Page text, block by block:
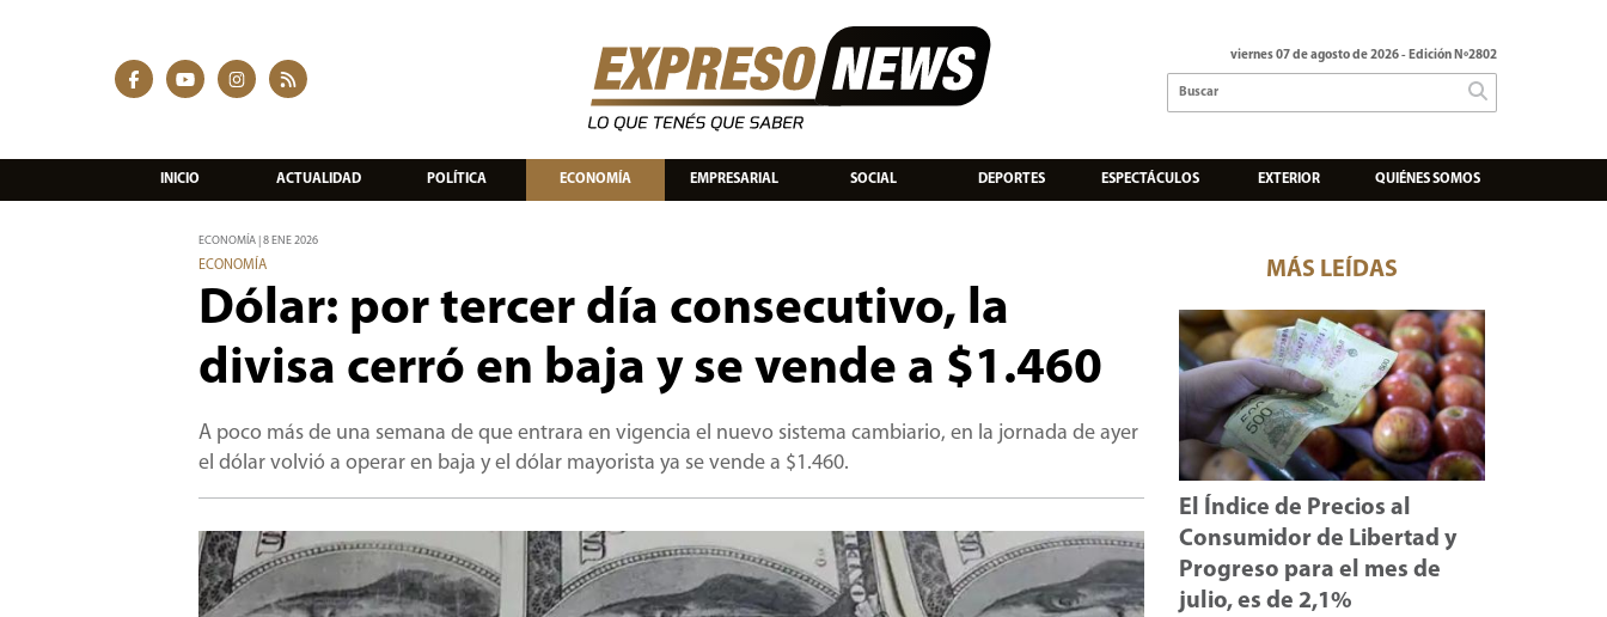
viernes 07 de agosto de 2026- Edición Nº2802
INICIO ACTUALIDAD POLÍTICA ECONOMÍA EMPRESARIAL SOCIAL DEPORTES ESPECTÁCULOS EXTERIOR QUIÉNES SOMOS
ECONOMÍA | 8 ENE 2026
ECONOMÍA
Dólar: por tercer día consecutivo, la
divisa cerró en baja y se vende a $1.460
A poco más de una semana de que entrara en vigencia el nuevo sistema cambiario, en la jornada de ayer
el dólar volvió a operar en baja y el dólar mayorista ya se vende a $1.460.
MÁS LEÍDAS
El Índice de Precios al
Consumidor de Libertad y
Progreso para el mes de
julio, es de 2,1%